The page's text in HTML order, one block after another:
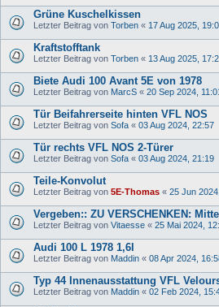
Grüne Kuschelkissen
Letzter Beitrag von Torben « 17 Aug 2025,
Kraftstofftank
Letzter Beitrag von Torben « 13 Aug 2025,
Biete Audi 100 Avant 5E von 1978
Letzter Beitrag von MarcS « 20 Sep 2024,
Tür Beifahrerseite hinten VFL NOS
Letzter Beitrag von Sofa « 03 Aug 2024, 22:57
Tür rechts VFL NOS 2-Türer
Letzter Beitrag von Sofa « 03 Aug 2024, 21:19
Teile-Konvolut
Letzter Beitrag von 5E-Thomas « 25 Jun
Vergeben:: ZU VERSCHENKEN:
Letzter Beitrag von Vitaesse « 25 Mai 2024,
Audi 100 L 1978 1,6l
Letzter Beitrag von Maddin « 08 Apr 2024,
Typ 44 Innenausstattung VFL
Letzter Beitrag von Maddin « 02 Feb 2024,